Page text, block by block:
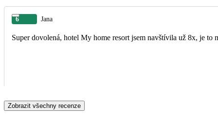
6 Jana
Super dovolená, hotel My home resort jsem navštívila už 8x, je to
Zobrazit všechny recenze